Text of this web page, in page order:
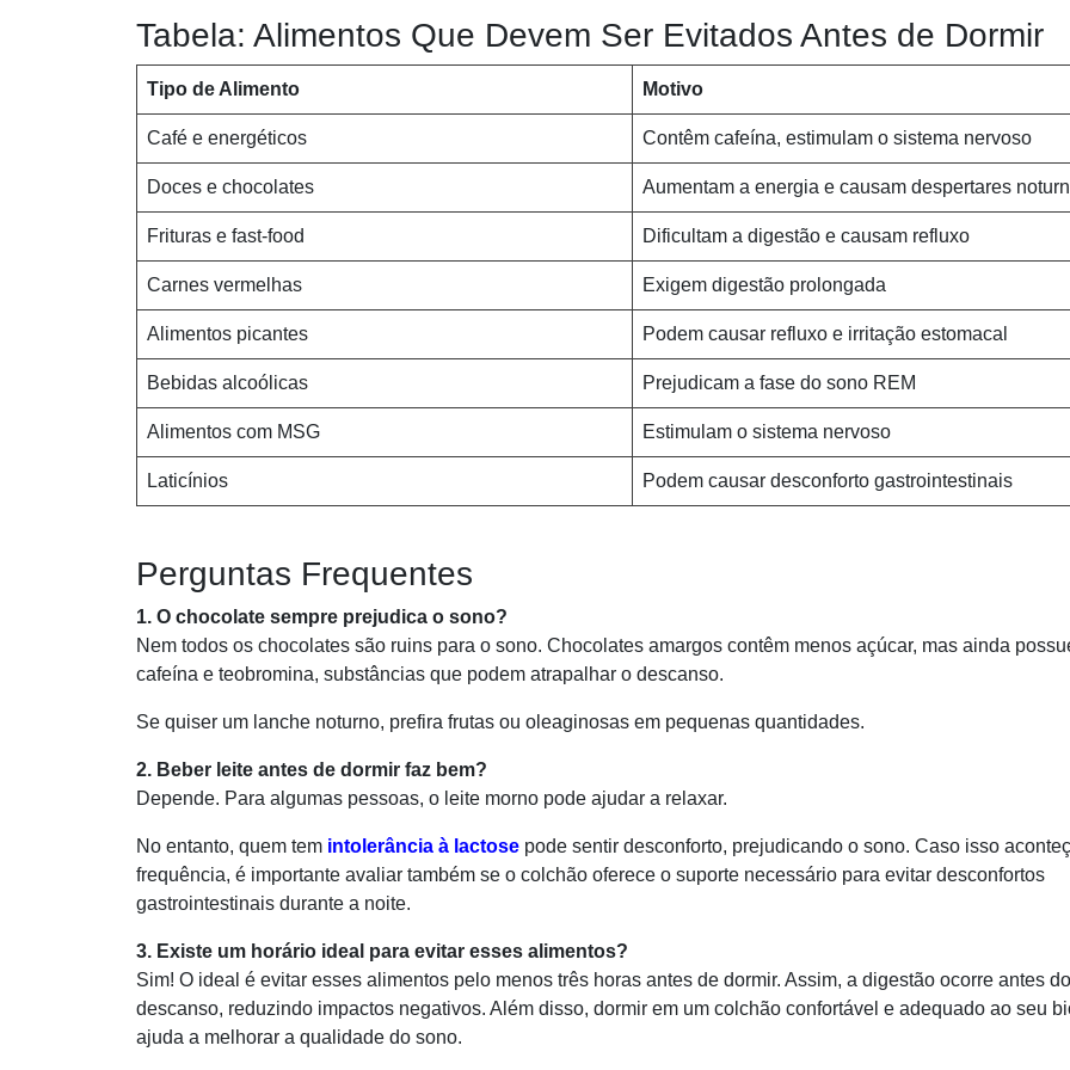
Tabela: Alimentos Que Devem Ser Evitados Antes de Dormir
Tipo de Alimento Motivo
Café e energéticos Contêm cafeína, estimulam o sistema nervoso
Doces e chocolates Aumentam a energia e causam despertares
Frituras e fast-food Dificultam a digestão e causam refluxo
Carnes vermelhas Exigem digestão prolongada
Alimentos picantes Podem causar refluxo e irritação estomacal
Bebidas alcoólicas Prejudicam a fase do sono REM
Alimentos com MSG Estimulam o sistema nervoso
Laticínios Podem causar desconforto gastrointestinais
Perguntas Frequentes
1. O chocolate sempre prejudica o sono?
Nem todos os chocolates são ruins para o sono. Chocolates amargos contêm menos açúcar, mas ainda
cafeína e teobromina, substâncias que podem atrapalhar o descanso.
Se quiser um lanche noturno, prefira frutas ou oleaginosas em pequenas quantidades.
2. Beber leite antes de dormir faz bem?
Depende. Para algumas pessoas, o leite morno pode ajudar a relaxar.
No entanto, quem tem intolerância à lactose pode sentir desconforto, prejudicando o sono. Caso isso
frequência, é importante avaliar também se o colchão oferece o suporte necessário para evitar desconfortos
gastrointestinais durante a noite.
3. Existe um horário ideal para evitar esses alimentos?
Sim! O ideal é evitar esses alimentos pelo menos três horas antes de dormir. Assim, a digestão ocorre antes do
descanso, reduzindo impactos negativos. Além disso, dormir em um colchão confortável e adequado ao seu
ajuda a melhorar a qualidade do sono.